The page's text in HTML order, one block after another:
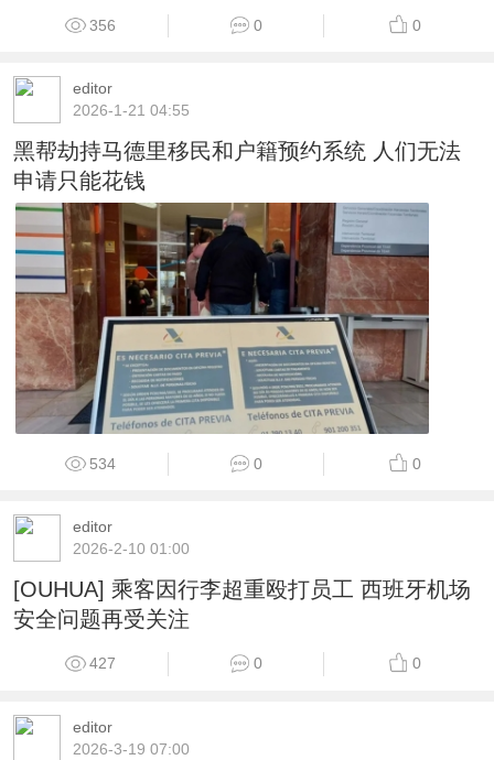
356 0 0
editor
2026-1-21 04:55
黑帮劫持马德里移民和户籍预约系统 人们无法
申请只能花钱
534 0 0
editor
2026-2-10 01:00
[OUHUA] 乘客因行李超重殴打员工 西班牙机场
安全问题再受关注
427 0 0
editor
2026-3-19 07:00